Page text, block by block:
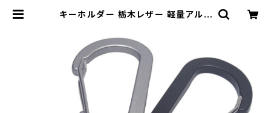
キーホルダー 栃木レザー 軽量アルミ
スタイル hs-yam-653 | highstyl
e